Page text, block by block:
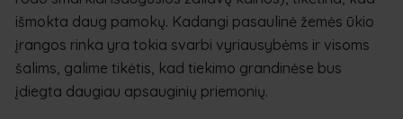
išmokta daug pamokų. Kadangi pasaulinė žemės ūkio
įrangos rinka yra tokia svarbi vyriausybėms ir visoms
šalims, galime tikėtis, kad tiekimo grandinėse bus
įdiegta daugiau apsauginių priemonių.